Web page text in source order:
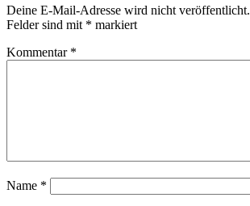
Deine E-Mail-Adresse wird nicht veröffentlicht.
Felder sind mit * markiert
Kommentar *
Name *